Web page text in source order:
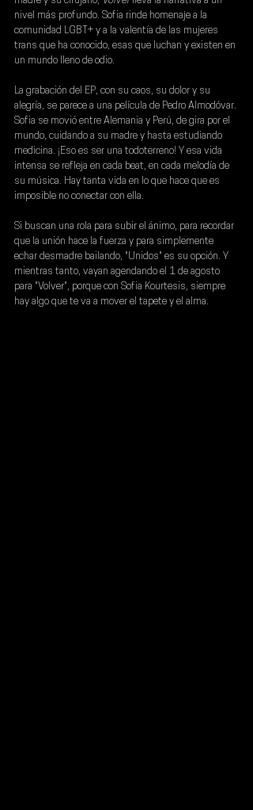
nivel más profundo. Sofia rinde homenaje a la
comunidad LGBT+ y a la valentía de las mujeres
trans que ha conocido, esas que luchan y existen en
un mundo lleno de odio.
La grabación del EP, con su caos, su dolor y su
alegría, se parece a una película de Pedro Almodóvar.
Sofia se movió entre Alemania y Perú, de gira por el
mundo, cuidando a su madre y hasta estudiando
medicina. ¡Eso es ser una todoterreno! Y esa vida
intensa se refleja en cada beat, en cada melodía de
su música. Hay tanta vida en lo que hace que es
imposible no conectar con ella.
Si buscan una rola para subir el ánimo, para recordar
que la unión hace la fuerza y para simplemente
echar desmadre bailando, "Unidos" es su opción. Y
mientras tanto, vayan agendando el 1 de agosto
para "Volver", porque con Sofia Kourtesis, siempre
hay algo que te va a mover el tapete y el alma.